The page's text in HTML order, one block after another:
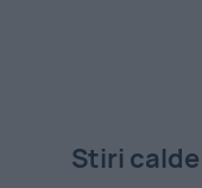
Stiri calde